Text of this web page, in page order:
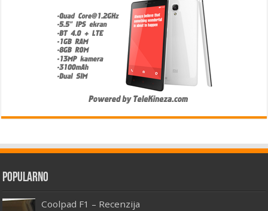
Popularno
Coolpad F1 – Recenzija